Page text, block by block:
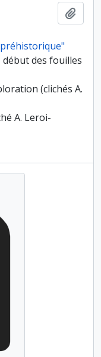
début des fouilles
(clichés A.
A. Leroi-